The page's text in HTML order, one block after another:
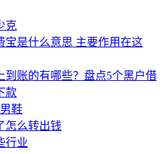
克
宝是什么意思 主要作用在这
到账的有哪些？盘点5个黑户借
款
鞋
怎么转出钱
行业